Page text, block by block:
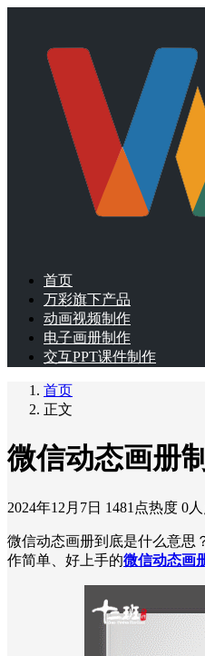
首页
万彩旗下产品
动画视频制作
电子画册制作
交互PPT课件制作
首页
正文
微信动态画册
2024年12月7日 1481点热度 0
微信动态画册到底是什么意思
作简单、好上手的微信动态画